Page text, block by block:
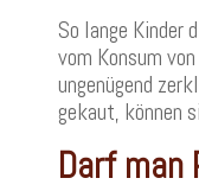
So lange Kinder
vom Konsum
ungenügend
gekaut, können
Darf man